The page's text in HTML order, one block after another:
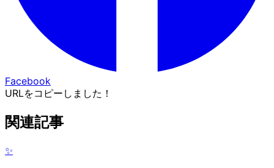
Facebook
URLをコピーしました！
関連記事
✨